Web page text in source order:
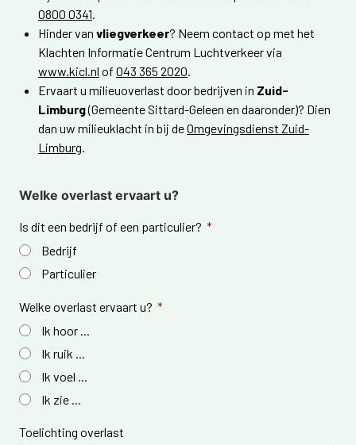
0800 0341.
Hinder van vliegverkeer? Neem contact op met het
Klachten Informatie Centrum Luchtverkeer via
www.kicl.nl of 043 365 2020.
Ervaart u milieuoverlast door bedrijven in Zuid-
Limburg(Gemeente Sittard-Geleen en daaronder)? Dien
dan uw milieuklacht in bij deOmgevingsdienst Zuid-
Limburg.
Welke overlast ervaart u?
Is dit een bedrijf of een particulier?
Bedrijf
Particulier
Welke overlast ervaart u?
Ik hoor ...
Ik ruik ...
Ik voel ...
Ik zie ...
Toelichting overlast